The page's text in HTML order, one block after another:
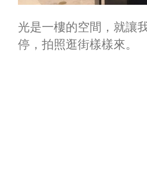
光是一樓的空間，就讓
停，拍照逛街樣樣來。